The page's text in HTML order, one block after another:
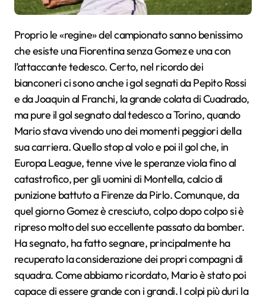
Proprio le «regine» del campionato sanno benissimo
che esiste una Fiorentina senza Gomez e una con
l’attaccante tedesco. Certo, nel ricordo dei
bianconeri ci sono anche i gol segnati da Pepito Rossi
e da Joaquin al Franchi, la grande colata di Cuadrado,
ma pure il gol segnato dal tedesco a Torino, quando
Mario stava vivendo uno dei momenti peggiori della
sua carriera. Quello stop al volo e poi il gol che, in
Europa League, tenne vive le speranze viola fino al
catastrofico, per gli uomini di Montella, calcio di
punizione battuto a Firenze da Pirlo. Comunque, da
quel giorno Gomez è cresciuto, colpo dopo colpo si è
ripreso molto del suo eccellente passato da bomber.
Ha segnato, ha fatto segnare, principalmente ha
recuperato la considerazione dei propri compagni di
squadra. Come abbiamo ricordato, Mario è stato poi
capace di essere grande con i grandi. I colpi più duri la